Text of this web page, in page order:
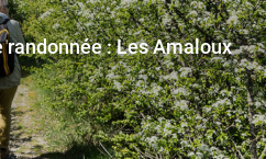
randonnée : Les Amaloux